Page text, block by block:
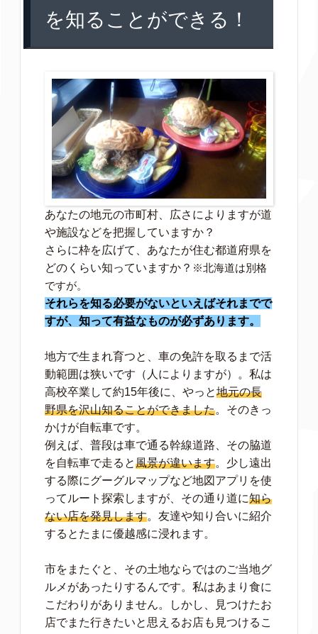
を知ることができる！
あなたの地元の市町村、広さによりますが道
や施設などを把握していますか？
さらに枠を広げて、あなたが住む都道府県を
どのくらい知っていますか？ ※北海道は別格
ですが。
それらを知る必要がないといえばそれまでで
すが、知って有益なものが必ずあります。
地方で生まれ育つと、車の免許を取るまで活
動範囲は狭いです（人によりますが）。私は
高校卒業して約15年後に、やっと地元の長
野県を沢山知ることができました。そのきっ
かけが自転車です。
例えば、普段は車で通る幹線道路、その脇道
を自転車で走ると風景が違います。少し遠出
する際にグーグルマップなど地図アプリを使
ってルート探索しますが、その通り道に知ら
ない店を発見します。友達や知り合いに紹介
するとたまに優越感に浸れます。
市をまたぐと、その土地ならではのご当地グ
ルメがあったりするんです。私はあまり食に
こだわりがありません。しかし、見つけたお
店でまた行きたいと思えるお店も見つけるこ